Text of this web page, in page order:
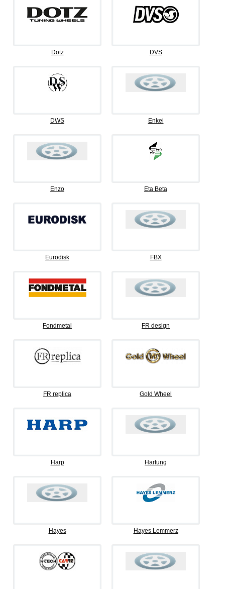
Dotz DVS
DWS Enkei
Enzo Eta Beta
Eurodisk FBX
Fondmetal FR design
FR replica Gold Wheel
Harp Hartung
Hayes Hayes Lemmerz